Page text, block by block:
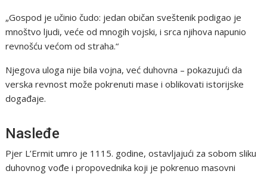
„Gospod je učinio čudo: jedan običan sveštenik podigao je
mnoštvo ljudi, veće od mnogih vojski, i srca njihova napunio
revnošću većom od straha.“
Njegova uloga nije bila vojna, već duhovna – pokazujući da
verska revnost može pokrenuti mase i oblikovati istorijske
događaje.
Nasleđe
Pjer L’Ermit umro je 1115. godine, ostavljajući za sobom sliku
duhovnog vođe i propovednika koji je pokrenuo masovni